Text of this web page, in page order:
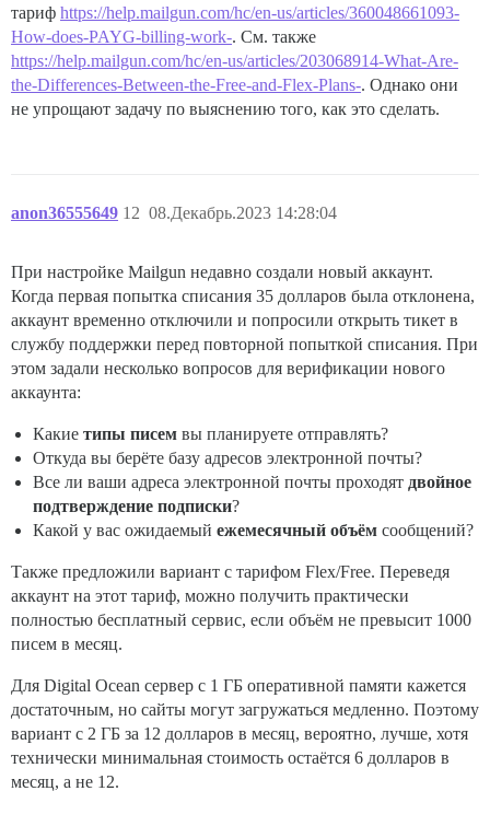
тариф https://help.mailgun.com/hc/en-us/articles/360048661093-
How-does-PAYG-billing-work-. См. также
https://help.mailgun.com/hc/en-us/articles/203068914-What-Are-
the-Differences-Between-the-Free-and-Flex-Plans-. Однако они
не упрощают задачу по выяснению того, как это сделать.
anon36555649 08.Декабрь.2023 14:28:04
12
При настройке Mailgun недавно создали новый аккаунт.
Когда первая попытка списания 35 долларов была отклонена,
аккаунт временно отключили и попросили открыть тикет в
службу поддержки перед повторной попыткой списания. При
этом задали несколько вопросов для верификации нового
аккаунта:
Какие типы писем вы планируете отправлять?
Откуда вы берёте базу адресов электронной почты?
Все ли ваши адреса электронной почты проходят двойное
подтверждение подписки?
Какой у вас ожидаемый ежемесячный объём сообщений?
Также предложили вариант с тарифом Flex/Free. Переведя
аккаунт на этот тариф, можно получить практически
полностью бесплатный сервис, если объём не превысит 1000
писем в месяц.
Для Digital Ocean сервер с 1 ГБ оперативной памяти кажется
достаточным, но сайты могут загружаться медленно. Поэтому
вариант с 2 ГБ за 12 долларов в месяц, вероятно, лучше, хотя
технически минимальная стоимость остаётся 6 долларов в
месяц, а не 12.